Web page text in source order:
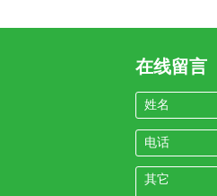
在线留言
姓名
电话
其它